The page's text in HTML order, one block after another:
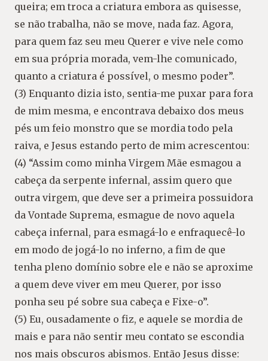
queira; em troca a criatura embora as quisesse,
se não trabalha, não se move, nada faz. Agora,
para quem faz seu meu Querer e vive nele como
em sua própria morada, vem-lhe comunicado,
quanto a criatura é possível, o mesmo poder”.
(3) Enquanto dizia isto, sentia-me puxar para fora
de mim mesma, e encontrava debaixo dos meus
pés um feio monstro que se mordia todo pela
raiva, e Jesus estando perto de mim acrescentou:
(4) “Assim como minha Virgem Mãe esmagou a
cabeça da serpente infernal, assim quero que
outra virgem, que deve ser a primeira possuidora
da Vontade Suprema, esmague de novo aquela
cabeça infernal, para esmagá-lo e enfraquecê-lo
em modo de jogá-lo no inferno, a fim de que
tenha pleno domínio sobre ele e não se aproxime
a quem deve viver em meu Querer, por isso
ponha seu pé sobre sua cabeça e Fixe-o”.
(5) Eu, ousadamente o fiz, e aquele se mordia de
mais e para não sentir meu contato se escondia
nos mais obscuros abismos. Então Jesus disse: